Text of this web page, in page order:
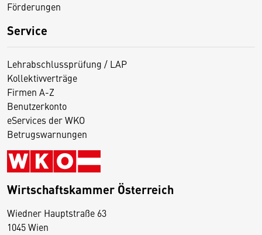
Förderungen
Service
Lehrabschlussprüfung / LAP
Kollektivverträge
Firmen A-Z
Benutzerkonto
eServices der WKO
Betrugswarnungen
Wirtschaftskammer Österreich
Wiedner Hauptstraße 63
1045 Wien
D